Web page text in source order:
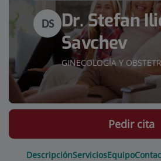
DS
Dr. Stefan
Savchev
GINECOLOGÍA Y
DescripciónServiciosEquipo
Pedir cita